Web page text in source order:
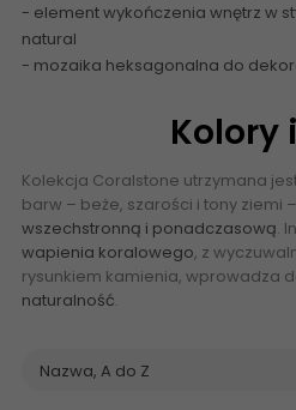
- element wykończenia wnętrz w
natural
- mozaika heksagonalna do
Kolory
Kolekcja Coralstone utrzymana
barw – beże, szarości i tony ziemi
wszechstronną i ponadczasową.
wapienia koralowego, z
rysunkiem kamienia, wprowadza
naturalność.
Nazwa, A do Z